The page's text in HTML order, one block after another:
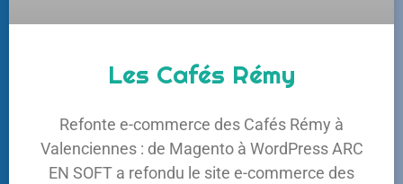
Les Cafés Rémy
Refonte e-commerce des Cafés Rémy à
Valenciennes : de Magento à WordPress ARC
EN SOFT a refondu le site e-commerce des